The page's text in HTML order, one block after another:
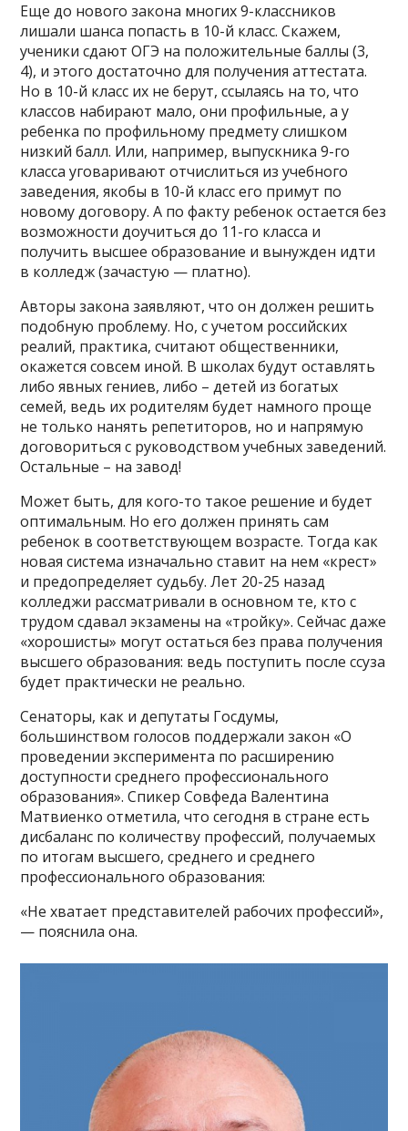
Еще до нового закона многих 9-классников
лишали шанса попасть в 10-й класс. Скажем,
ученики сдают ОГЭ на положительные баллы (3,
4), и этого достаточно для получения аттестата.
Но в 10-й класс их не берут, ссылаясь на то, что
классов набирают мало, они профильные, а у
ребенка по профильному предмету слишком
низкий балл. Или, например, выпускника 9-го
класса уговаривают отчислиться из учебного
заведения, якобы в 10-й класс его примут по
новому договору. А по факту ребенок остается без
возможности доучиться до 11-го класса и
получить высшее образование и вынужден идти
в колледж (зачастую — платно).
Авторы закона заявляют, что он должен решить
подобную проблему. Но, с учетом российских
реалий, практика, считают общественники,
окажется совсем иной. В школах будут оставлять
либо явных гениев, либо – детей из богатых
семей, ведь их родителям будет намного проще
не только нанять репетиторов, но и напрямую
договориться с руководством учебных заведений.
Остальные – на завод!
Может быть, для кого-то такое решение и будет
оптимальным. Но его должен принять сам
ребенок в соответствующем возрасте. Тогда как
новая система изначально ставит на нем «крест»
и предопределяет судьбу. Лет 20-25 назад
колледжи рассматривали в основном те, кто с
трудом сдавал экзамены на «тройку». Сейчас даже
«хорошисты» могут остаться без права получения
высшего образования: ведь поступить после ссуза
будет практически не реально.
Сенаторы, как и депутаты Госдумы,
большинством голосов поддержали закон «О
проведении эксперимента по расширению
доступности среднего профессионального
образования». Спикер Совфеда Валентина
Матвиенко отметила, что сегодня в стране есть
дисбаланс по количеству профессий, получаемых
по итогам высшего, среднего и среднего
профессионального образования:
«Не хватает представителей рабочих профессий»,
— пояснила она.